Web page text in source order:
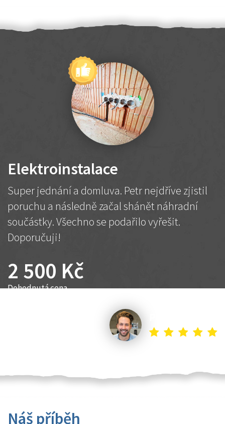
Elektroinstalace
Super jednání a domluva. Petr nejdříve zjistil
poruchu a následně začal shánět náhradní
součástky. Všechno se podařilo vyřešit.
Doporučuji!
2 500 Kč
Dohodnutá cena
Náš příběh